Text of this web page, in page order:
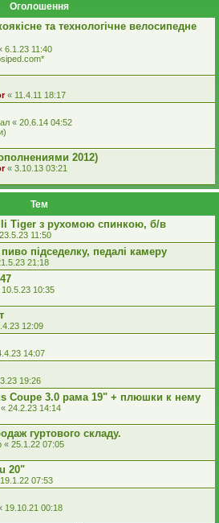
Оголошення
та технологічне велосипедне
6.1.23 11:40
« 11.4.11 18:17
« 20.6.14 04:52
2012)
« 3.10.13 03:21
Тем
Tiger з рухомою спинкою, б/в
23.5.23 11:50
підседелку, педалі камеру
21:18
10.5.23 10:35
12:09
14:07
19:26
Coupe 3.0 рама 19" + плюшки к нему
« 24.2.23 14:14
гуртового складу.
« 25.1.22 07:05
20"
19.1.22 07:53
19.10.21 00:18